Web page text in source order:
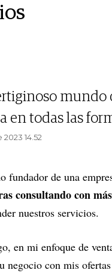
mundo
en todas las
14.52
fundador de una
consultando con
nuestros servicios.
en mi enfoque de
negocio con mis